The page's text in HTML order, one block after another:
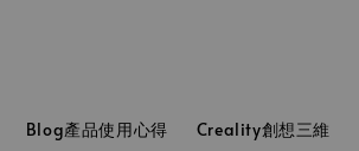
Blog產品使用心得 Creality創想三維